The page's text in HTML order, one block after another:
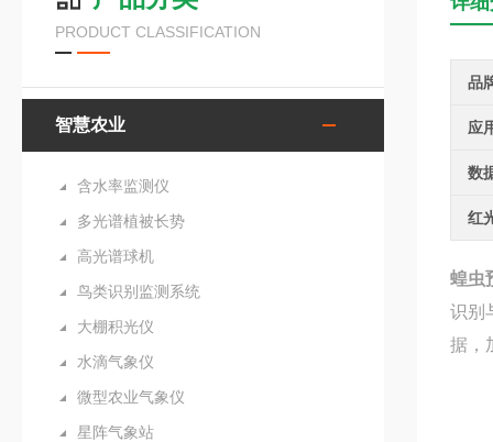
PRODUCT CLASSIFICATION
智慧农业
含水率监测仪
多光谱植被长势
高光谱球机
鸟类识别监测系统
大棚积光仪
水滴气象仪
微型农业气象仪
星阵气象站
品
应
数
红
蝗虫
识别
据，